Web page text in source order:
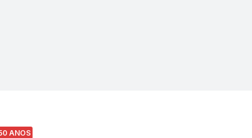
ANOS